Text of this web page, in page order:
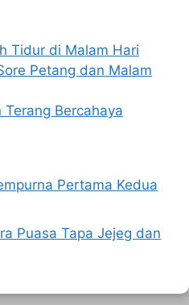
Tidur di Malam Hari
Petang dan Malam
Terang Bercahaya
Pertama Kedua
Puasa Tapa Jejeg dan